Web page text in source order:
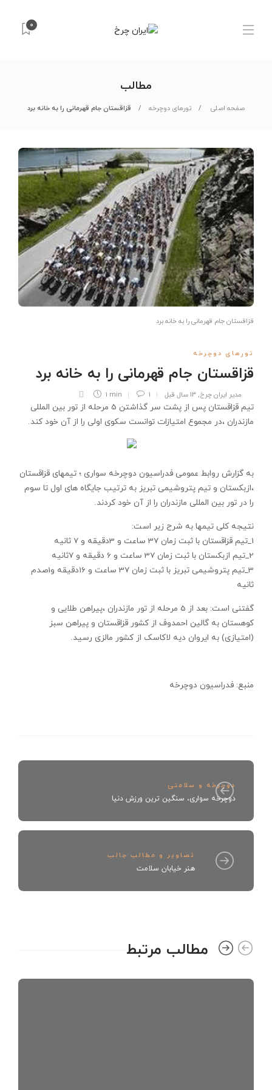
0
مطالب
صفحه اصلی تورهای دوچرخه قزاقستان جام قهرمانی را به خانه برد
قزاقستان جام قهرمانی را به خانه برد
تورهای دوچرخه
قزاقستان جام قهرمانی را به خانه برد
مدیر ایران چرخ, 13 سال قبل 1
1 min
تیم قزاقستان پس از پشت سر گذاشتن 5 مرحله از تور بین المللی
مازندران ،در مجموع امتیازات توانست سکوی اولی را از آن خود کند.
به گزارش روابط عمومی فدراسیون دوچرخه سواری ؛ تیمهای قزاقستان
،ازبکستان و تیم پتروشیمی تبریز به ترتیب جایگاه های اول تا سوم
را در تور بین المللی مازندران را از آن خود کردند.
نتیجه کلی تیمها به شرح زیر است:
1_تیم قزاقستان با ثبت زمان 37 ساعت و 3دقیقه و 7 ثانیه
2_تیم ازبکستان با ثبت زمان 37 ساعت و 6 دقیقه و 7ثانیه
3_تیم پتروشیمی تبریز با ثبت زمان 37 ساعت و 16دقیقه و1صدم
ثانیه
گفتنی است: بعد از 5 مرحله از تور مازندران ،پیراهن طلایی و
کوهستان به گالین احمدوف از کشور قزاقستان و پیراهن سبز
(امتیازی) به ایروان دیه لاکاسک از کشور مالزی رسید.
منبع: فدراسيون دوچرخه
دوچرخه و سلامتی
دوچرخه سواری، سنگین ترین ورزش دنیا
تصاویر و مطالب جالب
هنر خیابان سلامت
مطالب مرتبط